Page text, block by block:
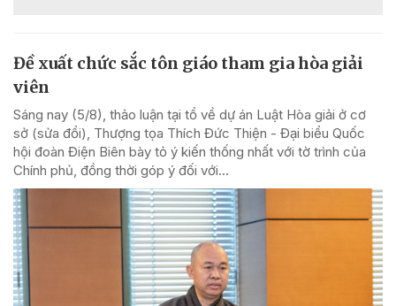
Đề xuất chức sắc tôn giáo tham gia hòa giải
viên
Sáng nay (5/8), thảo luận tại tổ về dự án Luật Hòa giải ở cơ
sở (sửa đổi), Thượng tọa Thích Đức Thiện - Đại biểu Quốc
hội đoàn Điện Biên bày tỏ ý kiến thống nhất với tờ trình của
Chính phủ, đồng thời góp ý đối với...